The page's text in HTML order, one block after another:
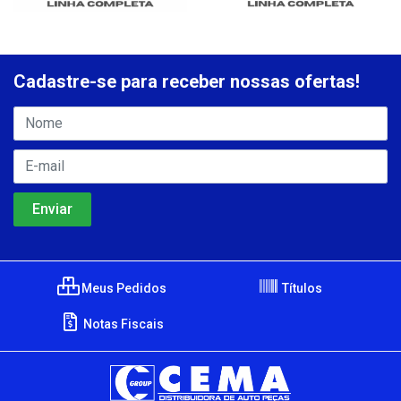
Cadastre-se para receber nossas ofertas!
Meus Pedidos Títulos
Notas Fiscais